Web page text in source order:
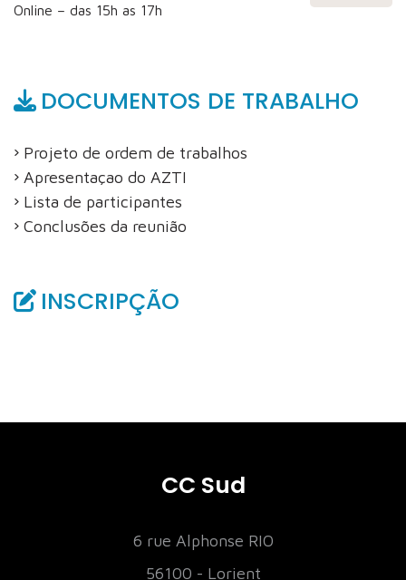
Online – das 15h as 17h
DOCUMENTOS DE TRABALHO
Projeto de ordem de trabalhos
Apresentaçao do AZTI
Lista de participantes
Conclusões da reunião
INSCRIPÇÃO
CC Sud
6 rue Alphonse RIO
56100 - Lorient